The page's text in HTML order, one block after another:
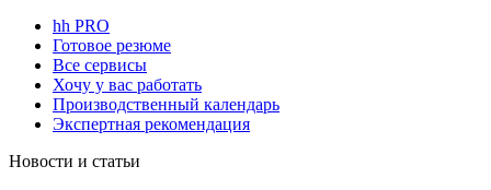
hh PRO
Готовое резюме
Все сервисы
Хочу у вас работать
Производственный календарь
Экспертная рекомендация
Новости и статьи